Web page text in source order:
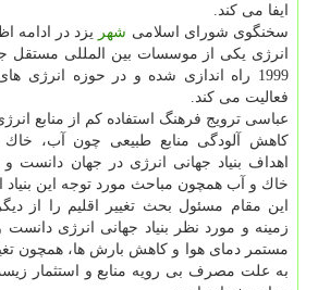
ایفا می كند.
سخنگوی شورای اسلامی شهر یزد در ادامه
انرژی یكی از موسسات بین المللی مستقل
1999 راه اندازی شده و در حوزه
فعالیت می كند.
عباسی ترویج فرهنگ استفاده كم از منابع
كاهش آلودگی منابع طبیعی چون آب، خاك
اهداف بنیاد جهانی انرژی در جهان دانست و
خاك و آب همچون مباحث مورد توجه این بنیاد
این مقام مسئول بحث تغییر اقلیم را از
زمینه و مورد نظر بنیاد جهانی انرژی
مستمر دمای هوا و كاهش بارش ها، همچون
به علت مصرف بی رویه منابع و استثمار